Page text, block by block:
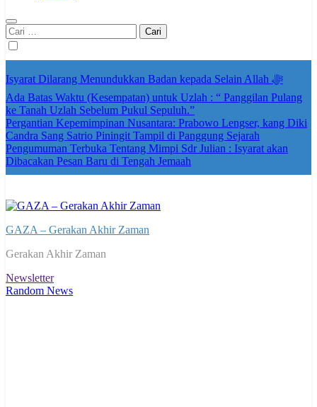
Cari
untuk:
Isyarat Dilarang Menundukkan Badan kepada Selain Allah ﷻ
Ada Batas Waktu (Kesempatan) untuk Uzlah : “ Panggilan Pulang
ke Tanah Uzlah Sebelum Pukul Sepuluh.”
Pergantian Kepemimpinan Nusantara: Prabowo Lengser, kang Diki
Candra Sang Satrio Piningit Tampil di Panggung Sejarah
Pengumuman Terbuka Tentang Mimpi Sdr Julian : Isyarat akan
Dibacakan Pesan Baru di Tengah Jemaah
GAZA – Gerakan Akhir Zaman
Gerakan Akhir Zaman
Newsletter
Random News